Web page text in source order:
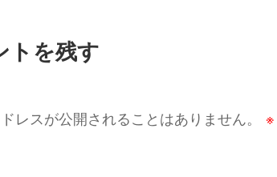
トを残す
レスが公開されることはありません。 ※